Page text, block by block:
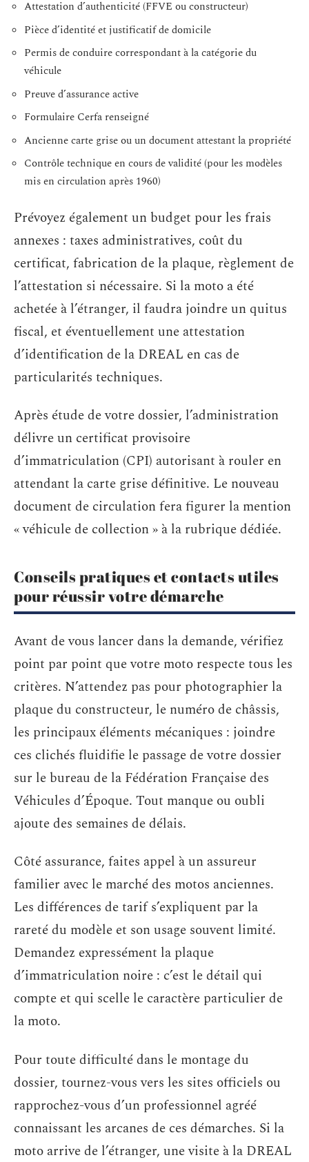
Attestation d’authenticité (FFVE ou constructeur)
Pièce d’identité et justificatif de domicile
Permis de conduire correspondant à la catégorie du
véhicule
Preuve d’assurance active
Formulaire Cerfa renseigné
Ancienne carte grise ou un document attestant la propriété
Contrôle technique en cours de validité (pour les modèles
mis en circulation après 1960)
Prévoyez également un budget pour les frais
annexes : taxes administratives, coût du
certificat, fabrication de la plaque, règlement de
l’attestation si nécessaire. Si la moto a été
achetée à l’étranger, il faudra joindre un quitus
fiscal, et éventuellement une attestation
d’identification de la DREAL en cas de
particularités techniques.
Après étude de votre dossier, l’administration
délivre un certificat provisoire
d’immatriculation (CPI) autorisant à rouler en
attendant la carte grise définitive. Le nouveau
document de circulation fera figurer la mention
« véhicule de collection » à la rubrique dédiée.
Conseils pratiques et contacts utiles
pour réussir votre démarche
Avant de vous lancer dans la demande, vérifiez
point par point que votre moto respecte tous les
critères. N’attendez pas pour photographier la
plaque du constructeur, le numéro de châssis,
les principaux éléments mécaniques : joindre
ces clichés fluidifie le passage de votre dossier
sur le bureau de la Fédération Française des
Véhicules d’Époque. Tout manque ou oubli
ajoute des semaines de délais.
Côté assurance, faites appel à un assureur
familier avec le marché des motos anciennes.
Les différences de tarif s’expliquent par la
rareté du modèle et son usage souvent limité.
Demandez expressément la plaque
d’immatriculation noire : c’est le détail qui
compte et qui scelle le caractère particulier de
la moto.
Pour toute difficulté dans le montage du
dossier, tournez-vous vers les sites officiels ou
rapprochez-vous d’un professionnel agréé
connaissant les arcanes de ces démarches. Si la
moto arrive de l’étranger, une visite à la DREAL